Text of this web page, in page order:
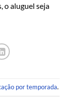
o aluguel seja
por temporada.